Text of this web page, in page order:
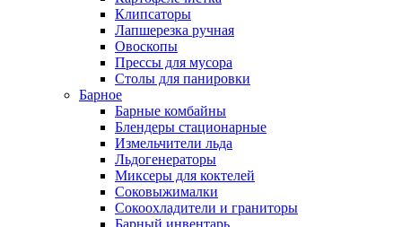
Клипсаторы
Лапшерезка ручная
Овоскопы
Прессы для мусора
Столы для панировки
Барное
Барные комбайны
Блендеры стационарные
Измельчители льда
Льдогенераторы
Миксеры для коктелей
Соковыжималки
Сокоохладители и граниторы
Барный инвентарь